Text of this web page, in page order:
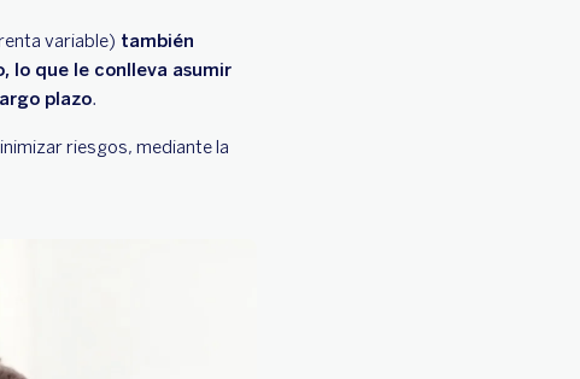
variable) también
lo que le conlleva asumir
plazo.
riesgos, mediante la